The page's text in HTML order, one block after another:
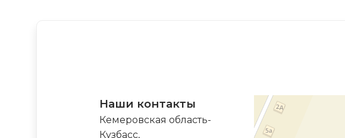
Наши контакты
Кемеровская область-
Кузбасс,